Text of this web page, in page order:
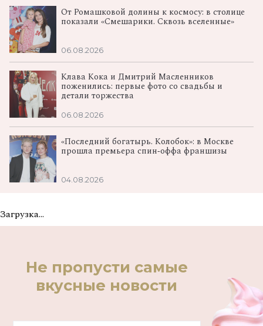
От Ромашковой долины к космосу: в столице
показали «Смешарики. Сквозь вселенные»
06.08.2026
Клава Кока и Дмитрий Масленников
поженились: первые фото со свадьбы и
детали торжества
06.08.2026
«Последний богатырь. Колобок»: в Москве
прошла премьера спин‑оффа франшизы
04.08.2026
Загрузка...
Не пропусти самые
вкусные новости